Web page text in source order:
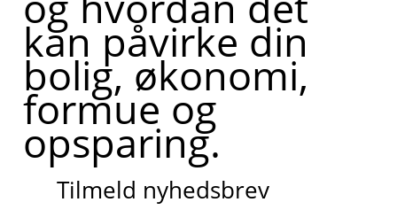
kan påvirke din
bolig, økonomi,
formue og
opsparing.
Tilmeld nyhedsbrev